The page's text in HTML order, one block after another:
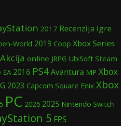
2017 Recenzija igre
World 2019 Coop Xbox Series
Akcija online JRPG UbiSoft Steam
EA 2016 PS4Avantura MP Xbox
2023 Capcom Square Enix Xbox
PC 2026 2025 Nintendo Switch
5 FPS